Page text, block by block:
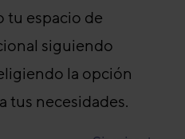
tu espacio de
siguiendo
la opción
tus necesidades.